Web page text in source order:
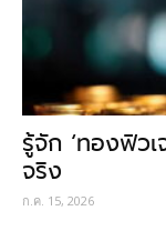
รู้จัก ‘ทองฟิว
จริง
ก.ค. 15, 2026